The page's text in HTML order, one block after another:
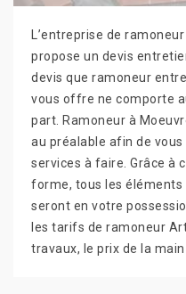
L’entreprise de
propose un devis
devis que ramoneur
vous offre ne comporte
part. Ramoneur à
au préalable afin de
services à faire. Grâce à
forme, tous les éléments
seront en votre
les tarifs de ramoneur
travaux, le prix de la